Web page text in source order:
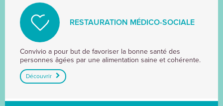
RESTAURATION MÉDICO-SOCIALE
RESTAURATION
MÉDICO-
SOCIALE
Convivio a pour but de favoriser la bonne santé des
personnes âgées par une alimentation saine et cohérente.
Découvrir